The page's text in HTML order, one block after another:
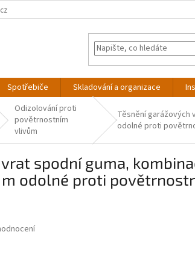
Spotřebiče Skladování a organizace
Odizolování proti
povětrnostním
vlivům
Těsnění garážových
odolné proti
spodní guma,
odolné proti